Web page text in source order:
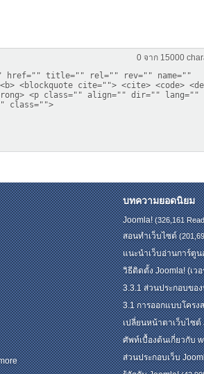
0 จาก 15000
href="" title="" rel="" rev="" name=""
<blockquote cite=""> <cite> <code>
<p class="" align="" dir="" lang=""
class="">
บทความยอดนิยม
Joomla!(326,161
สอนทำเว็บไซต์
แนะนำเว็บอ่านการ์ตู
วิธีติดตั้ง Joomla! (เว
3.3.1 ส่วนประกอบขอ
3.1 การออกแบบโครง
เปลี่ยนหน้าตาเว็บไซต์
ศัพท์เบื้องต้นเกี่ยวกับ
ส่วนประกอบเว็บ